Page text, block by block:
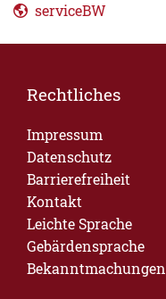
serviceBW
Rechtliches
Impressum
Datenschutz
Barrierefreiheit
Kontakt
Leichte Sprache
Gebärdensprache
Bekanntmachungen